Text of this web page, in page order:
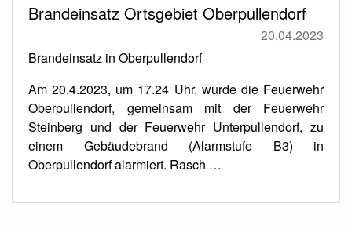
Brandeinsatz Ortsgebiet Oberpullendorf
20.04.2023
Brandeinsatz in Oberpullendorf
Am 20.4.2023, um 17.24 Uhr, wurde die Feuerwehr
Oberpullendorf, gemeinsam mit der Feuerwehr
Steinberg und der Feuerwehr Unterpullendorf, zu
einem Gebäudebrand (Alarmstufe B3) in
Oberpullendorf alarmiert. Rasch …